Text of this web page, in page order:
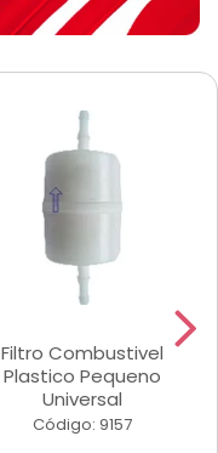
Filtro Combustivel
Plastico Pequeno
Universal
Código: 9157